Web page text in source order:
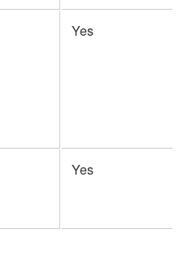
Yes
Yes